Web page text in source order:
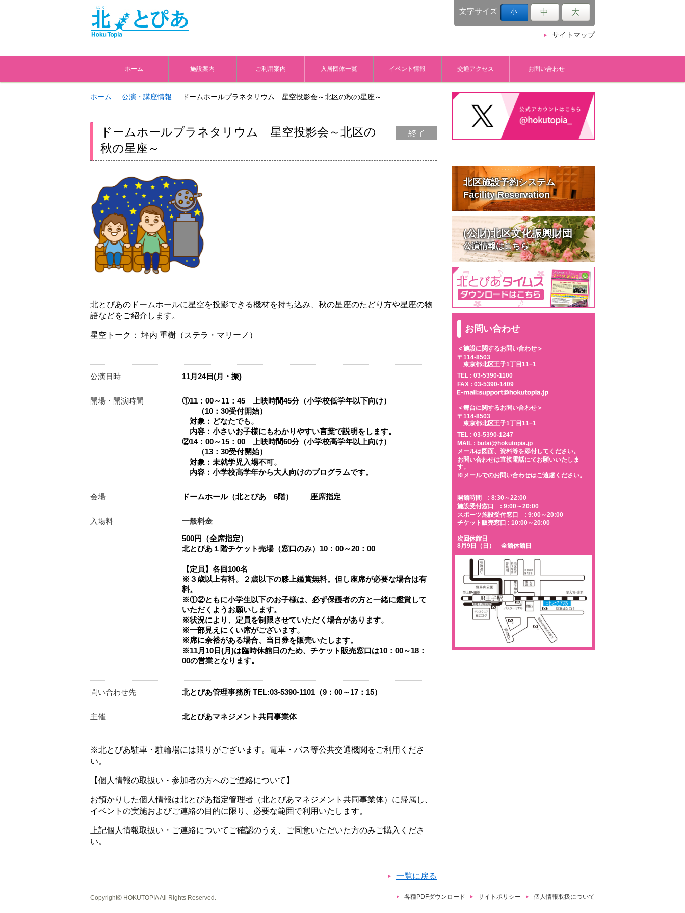
サイトマップ
文字サイズ 小 中 大
ホーム 施設案内 ご利用案内 入居団体一覧 イベント情報 交通アクセス お問い合わせ
ホーム 公演・講座情報 ドームホールプラネタリウム 星空投影会～北区の秋の星座～
ドームホールプラネタリウム 星空投影会～北区の
秋の星座～
北とぴあのドームホールに星空を投影できる機材を持ち込み、秋の星座のたどり方や星座の物
語などをご紹介します。
星空トーク： 坪内 重樹（ステラ・マリーノ）​​​​​​​
公演日時 11月24日(月・振)
開場・開演時間
①11：00～11：45 上映時間45分（小学校低学年以下向け）
（10：30受付開始）
対象：どなたでも。
内容：小さいお子様にもわかりやすい言葉で説明をします。
②14：00～15：00 上映時間60分（小学校高学年以上向け）
（13：30受付開始）
対象：未就学児入場不可。
内容：小学校高学年から大人向けのプログラムです。​​
会場 ドームホール（北とぴあ 6階） 座席指定
入場料 一般料金
500円（全席指定）
北とぴあ１階チケット売場（窓口のみ）10：00～20：00
【定員】各回100名
※３歳以上有料。２歳以下の膝上鑑賞無料。但し座席が必要な場合は有
料。
※①②ともに小学生以下のお子様は、必ず保護者の方と一緒に鑑賞して
いただくようお願いします。
※状況により、定員を制限させていただく場合があります。
※一部見えにくい席がございます。
※席に余裕がある場合、当日券を販売いたします。
※11月10日(月)は臨時休館日のため、チケット販売窓口は10：00～18：
00の営業となります。
問い合わせ先 北とぴあ管理事務所 TEL:03-5390-1101（9：00～17：15）
主催 北とぴあマネジメント共同事業体
※北とぴあ駐車・駐輪場には限りがございます。電車・バス等公共交通機関をご利用くださ
い。
【個人情報の取扱い・参加者の方へのご連絡について】
お預かりした個人情報は北とぴあ指定管理者（北とぴあマネジメント共同事業体）に帰属し、
イベントの実施およびご連絡の目的に限り、必要な範囲で利用いたします。
上記個人情報取扱い・ご連絡についてご確認のうえ、ご同意いただいた方のみご購入くださ
い。
一覧に戻る
北区施設予約システム
Facility Reservation
(公財)北区文化振興財団
公演情報はこちら
お問い合わせ
＜施設に関するお問い合わせ＞
〒114-8503
東京都北区王子1丁目11−1
TEL : 03-5390-1100
FAX : 03-5390-1409
＜舞台に関するお問い合わせ＞
〒114-8503
東京都北区王子1丁目11−1
TEL : 03-5390-1247
MAIL : butai@hokutopia.jp
メールは図面、資料等を添付してください。
お問い合わせは直接電話にてお願いいたしま
す。
※メールでのお問い合わせはご遠慮ください。
開館時間 : 8:30～22:00
施設受付窓口 : 9:00～20:00
スポーツ施設受付窓口 : 9:00～20:00
チケット販売窓口 : 10:00～20:00
次回休館日
8月9日（日） 全館休館日
各種PDFダウンロード サイトポリシー 個人情報取扱について
Copyright© HOKUTOPIA All Rights Reserved.